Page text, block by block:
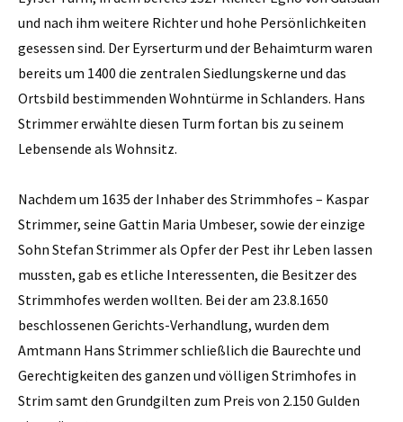
und nach ihm weitere Richter und hohe Persönlichkeiten
gesessen sind. Der Eyrserturm und der Behaimturm waren
bereits um 1400 die zentralen Siedlungskerne und das
Ortsbild bestimmenden Wohntürme in Schlanders. Hans
Strimmer erwählte diesen Turm fortan bis zu seinem
Lebensende als Wohnsitz.
Nachdem um 1635 der Inhaber des Strimmhofes – Kaspar
Strimmer, seine Gattin Maria Umbeser, sowie der einzige
Sohn Stefan Strimmer als Opfer der Pest ihr Leben lassen
mussten, gab es etliche Interessenten, die Besitzer des
Strimmhofes werden wollten. Bei der am 23.8.1650
beschlossenen Gerichts-Verhandlung, wurden dem
Amtmann Hans Strimmer schließlich die Baurechte und
Gerechtigkeiten des ganzen und völligen Strimhofes in
Strim samt den Grundgilten zum Preis von 2.150 Gulden